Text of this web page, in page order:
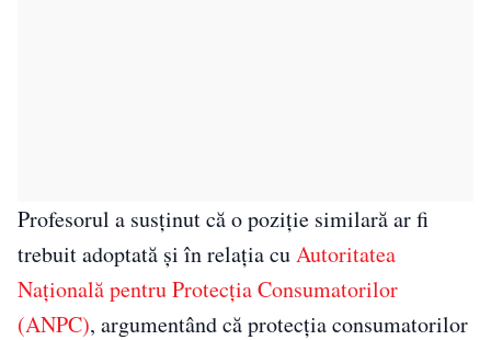
Profesorul a susţinut că o poziţie similară ar fi
trebuit adoptată şi în relaţia cuAutoritatea
Naţională pentru Protecţia Consumatorilor
(ANPC), argumentând că protecţia consumatorilor